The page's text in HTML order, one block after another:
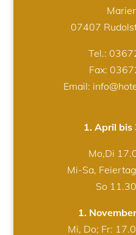
07407
Tel.:
Fax:
Email:
1. April bis
Mo,Di
Mi-Sa,
So
1.
Mi, Do; Fr: